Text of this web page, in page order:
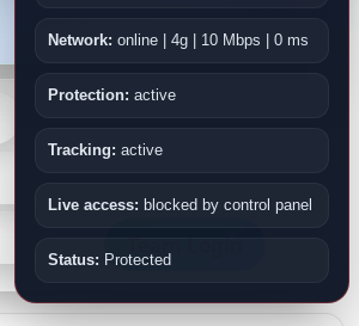
Network: online | 4g | 10 Mbps | 0 ms
Protection: active
Tracking: active
Live access: blocked by control panel
Status: Protected